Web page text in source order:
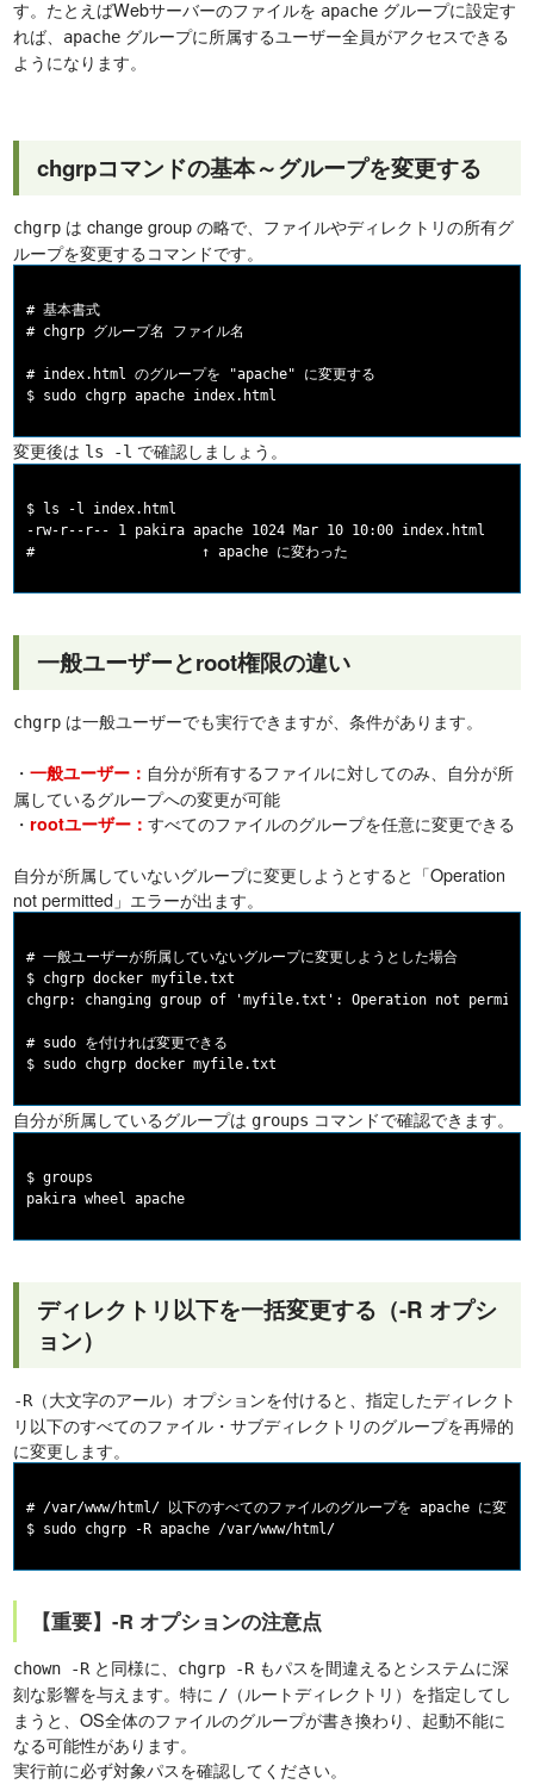
す。たとえばWebサーバーのファイルを apache グループに設定す
れば、
apache グループに所属するユーザー全員がアクセスできる
ようになります。
chgrpコマンドの基本～グループを変更する
chgrp は change group の略で、ファイルやディレクトリの所有グ
ループを変更するコマンドです。
# 基本書式
# chgrp グループ名 ファイル名
# index.html のグループを "apache" に変更する
変更後は ls -l で確認しましょう。
$ ls -l index.html
-rw-r--r-- 1 pakira apache 1024 Mar 10 10:00 index.html
一般ユーザーとroot権限の違い
chgrp は一般ユーザーでも実行できますが、条件があります。
・一般ユーザー： 自分が所有するファイルに対してのみ、自分が所
属しているグループへの変更が可能
・ rootユーザー：すべてのファイルのグループを任意に変更できる
自分が所属していないグループに変更しようとすると「Operation
not permitted」エラーが出ます。
# 一般ユーザーが所属していないグループに変更しようとした場合
$ chgrp docker myfile.txt
chgrp: changing group of 'myfile.txt': Operation not
# sudo を付ければ変更できる
自分が所属しているグループは groups コマンドで確認できます。
$ groups
ディレクトリ以下を一括変更する（-R オプシ
ョン）
-R （大文字のアール）オプションを付けると、指定したディレクト
リ以下のすべてのファイル・サブディレクトリのグループを再帰的
に変更します。
# /var/www/html/ 以下のすべてのファイルのグループを apache に変更
【重要】-R オプションの注意点
chown -R と同様に、 chgrp -R もパスを間違えるとシステムに深
刻な影響を与えます。特に / （ルートディレクトリ）を指定してし
まうと、OS全体のファイルのグループが書き換わり、起動不能に
なる可能性があります。
実行前に必ず対象パスを確認してください。